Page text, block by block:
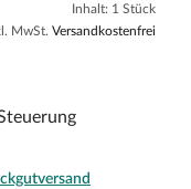
Inhalt: 1 Stück
MwSt. Versandkostenfrei